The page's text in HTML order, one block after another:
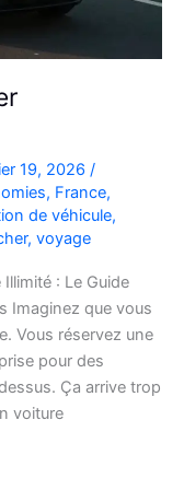
19, 2026 /
, France,
de véhicule,
, voyage
: Le Guide
Imaginez que vous
Vous réservez une
pour des
Ça arrive trop
voiture